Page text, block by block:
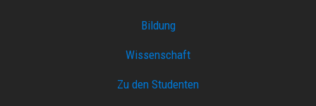
Bildung
Wissenschaft
Zu den Studenten